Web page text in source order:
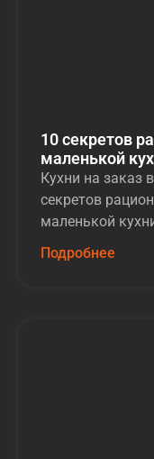
10 секретов
маленькой
Кухни на заказ
секретов
маленькой
Подробнее